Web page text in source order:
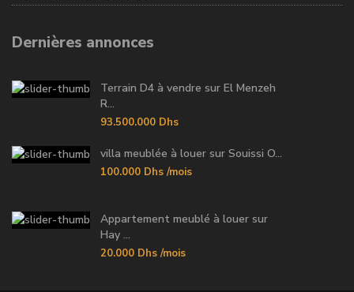
Dernières annonces
Terrain D4 à vendre sur El Menzeh
R...
93.500.000 Dhs
villa meublée à louer sur Souissi O...
100.000 Dhs /mois
Appartement meublé à louer sur
Hay ...
20.000 Dhs /mois